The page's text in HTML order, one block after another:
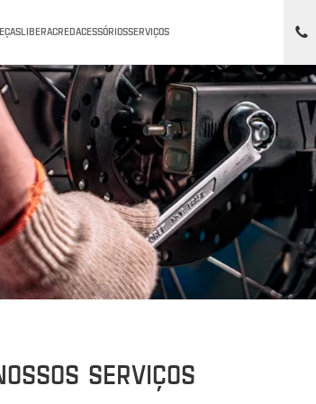
LIBERACREDACESSÓRIOSSERVIÇOS
SERVIÇOS